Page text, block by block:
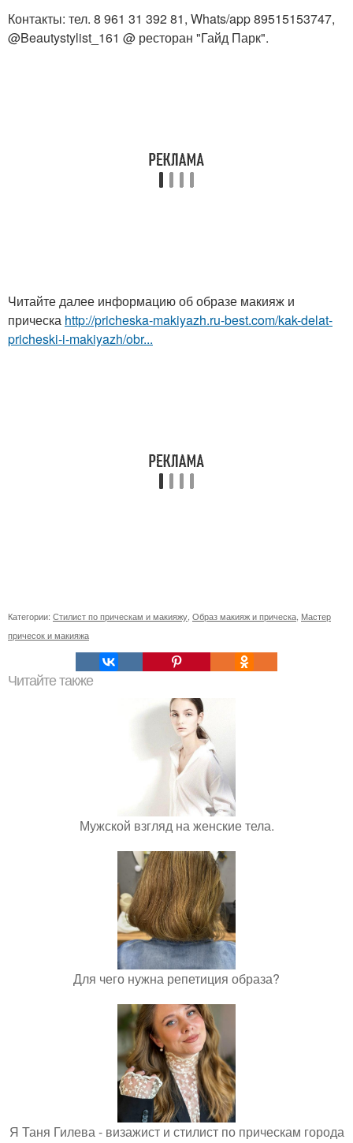
Контакты: тел. 8 961 31 392 81, Whats/app 89515153747,
@Beautystylist_161 @ ресторан "Гайд Парк".
Читайте далее информацию об образе макияж и
прическа http://pricheska-makiyazh.ru-best.com/kak-delat-
pricheski-i-makiyazh/obr...
Категории: Стилист по прическам и макияжу Образ макияж и прическа Мастер
причесок и макияжа
Читайте также
Мужской взгляд на женские тела.
Для чего нужна репетиция образа?
Я Таня Гилева - визажист и стилист по прическам города